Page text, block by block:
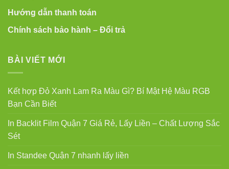
Hướng dẫn thanh toán
Chính sách bảo hành – Đổi trả
BÀI VIẾT MỚI
Kết hợp Đỏ Xanh Lam Ra Màu Gì? Bí Mật Hệ Màu RGB
Bạn Cần Biết
In Backlit Film Quận 7 Giá Rẻ, Lấy Liền – Chất Lượng Sắc
Sét
In Standee Quận 7 nhanh lấy liền